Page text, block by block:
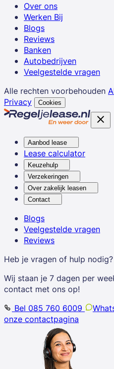
Over ons
Werken Bij
Blogs
Reviews
Banken
Autobedrijven
Veelgestelde vragen
Alle rechten voorbehouden
Privacy
Cookies
Aanbod lease
Lease calculator
Keuzehulp
Verzekeringen
Over zakelijk leasen
Contact
Blogs
Veelgestelde vragen
Reviews
Heb je vragen of hulp nodig?
Wij staan je 7 dagen per
contact met ons op!
Bel 085 760 6009
onze contactpagina